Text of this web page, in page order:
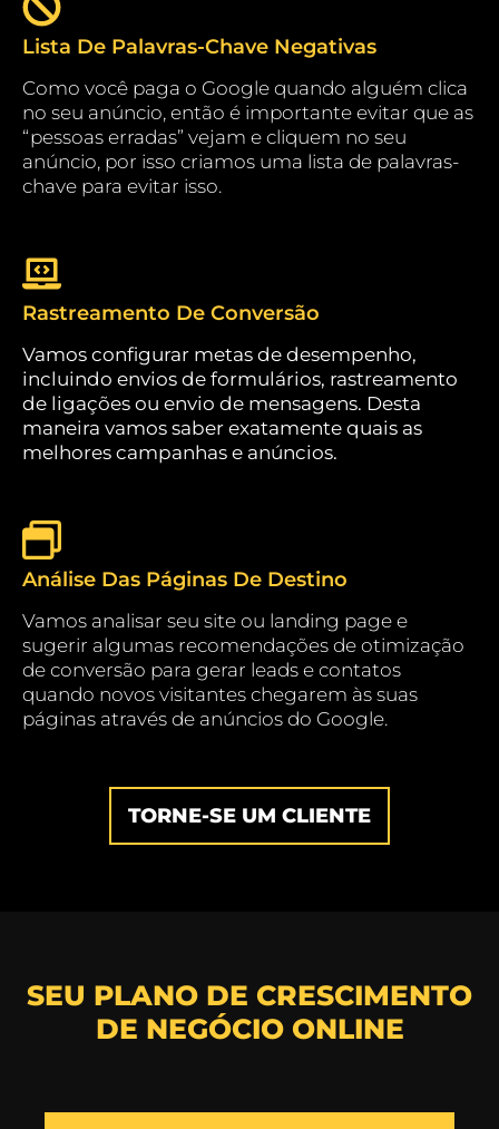
Lista De Palavras-Chave Negativas
Como você paga o Google quando alguém clica
no seu anúncio, então é importante evitar que as
“pessoas erradas” vejam e cliquem no seu
anúncio, por isso criamos uma lista de palavras-
chave para evitar isso.
Rastreamento De Conversão
Vamos configurar metas de desempenho,
incluindo envios de formulários, rastreamento
de ligações ou envio de mensagens. Desta
maneira vamos saber exatamente quais as
melhores campanhas e anúncios.
Análise Das Páginas De Destino
Vamos analisar seu site ou landing page e
sugerir algumas recomendações de otimização
de conversão para gerar leads e contatos
quando novos visitantes chegarem às suas
páginas através de anúncios do Google.
TORNE-SE UM CLIENTE
SEU PLANO DE CRESCIMENTO
DE NEGÓCIO ONLINE